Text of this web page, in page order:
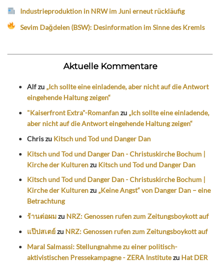
Industrieproduktion in NRW im Juni erneut rückläufig
Sevim Dağdelen (BSW): Desinformation im Sinne des Kremls
Aktuelle Kommentare
Alfzu „Ich sollte eine einladende, aber nicht auf die Antwort
eingehende Haltung zeigen“
"Kaiserfront Extra"-Romanfanzu „Ich sollte eine einladende,
aber nicht auf die Antwort eingehende Haltung zeigen“
Chriszu Kitsch und Tod und Danger Dan
Kitsch und Tod und Danger Dan - Christuskirche Bochum |
Kirche der Kulturenzu Kitsch und Tod und Danger Dan
Kitsch und Tod und Danger Dan - Christuskirche Bochum |
Kirche der Kulturenzu „Keine Angst“ von Danger Dan – eine
Betrachtung
ร้านต่อผมzu NRZ: Genossen rufen zum Zeitungsboykott auf
แป๊ปสเตย์zu NRZ: Genossen rufen zum Zeitungsboykott auf
Maral Salmassi: Stellungnahme zu einer politisch-
aktivistischen Pressekampagne - ZERA Institutezu Hat DER